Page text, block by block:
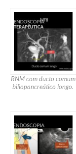
RNM com ducto comum
biliopancreático longo.